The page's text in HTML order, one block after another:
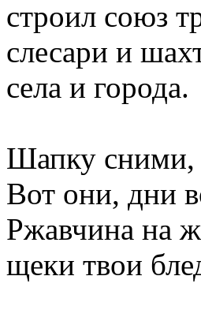
строил союз
слесари и
села и города.
Шапку сними,
Вот они, дни
Ржавчина на
щеки твои